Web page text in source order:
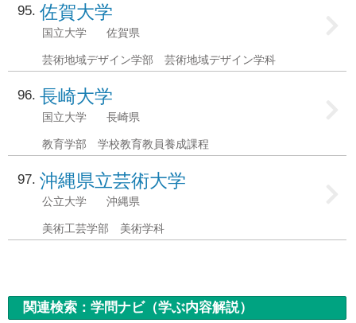
95 佐賀大学
国立大学 佐賀県
芸術地域デザイン学部 芸術地域デザイン学科
96 長崎大学
国立大学 長崎県
教育学部 学校教育教員養成課程
97 沖縄県立芸術大学
公立大学 沖縄県
美術工芸学部 美術学科
関連検索：学問ナビ（学ぶ内容解説）